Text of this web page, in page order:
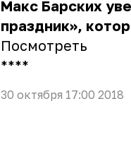
Макс Барских
праздник»,
Посмотреть
** **
30 октября 17:00 2018